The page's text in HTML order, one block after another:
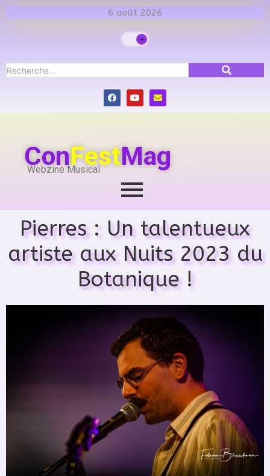
6 août 2026
ConFestMag
Webzine Musical
Pierres : Un talentueux
artiste aux Nuits 2023 du
Botanique !